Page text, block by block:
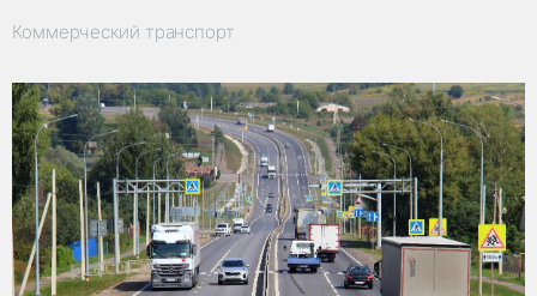
Коммерческий транспорт